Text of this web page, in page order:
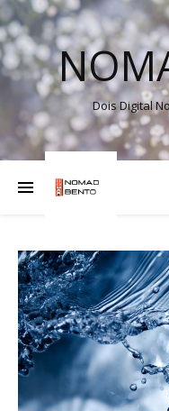
Dois Digital